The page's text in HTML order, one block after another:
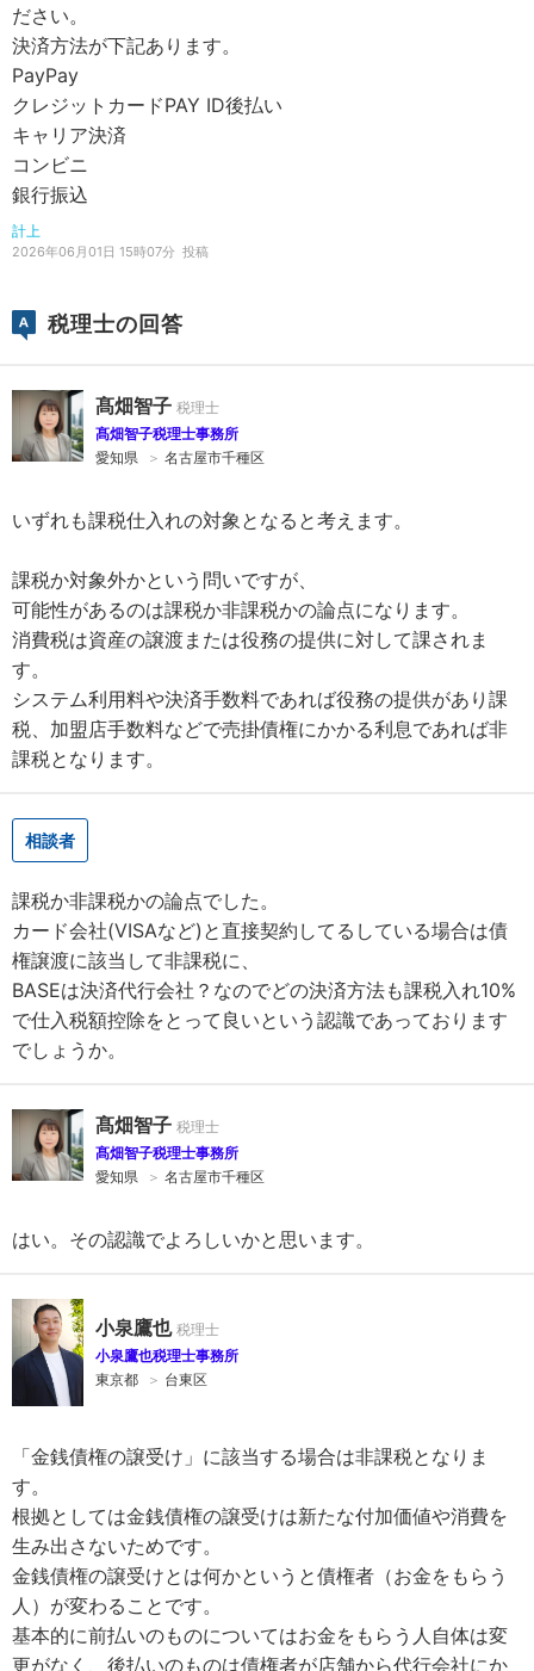
ださい。
決済方法が下記あります。
PayPay
クレジットカードPAY ID後払い
キャリア決済
コンビニ
銀行振込
計上
2026年06月01日 15時07分 投稿
税理士の回答
髙畑智子
髙畑智子税理士事務所
愛知県
＞ 名古屋市千種区
いずれも課税仕入れの対象となると考えます。
課税か対象外かという問いですが、
可能性があるのは課税か非課税かの論点になります。
消費税は資産の譲渡または役務の提供に対して課されま
す。
システム利用料や決済手数料であれば役務の提供があり課
税、加盟店手数料などで売掛債権にかかる利息であれば非
課税となります。
相談者
課税か非課税かの論点でした。
カード会社(VISAなど)と直接契約してるしている場合は債
権譲渡に該当して非課税に、
BASEは決済代行会社？なのでどの決済方法も課税入れ10%
で仕入税額控除をとって良いという認識であっております
でしょうか。
髙畑智子
髙畑智子税理士事務所
愛知県
＞ 名古屋市千種区
はい。その認識でよろしいかと思います。
小泉鷹也
小泉鷹也税理士事務所
東京都
＞ 台東区
「金銭債権の譲受け」に該当する場合は非課税となりま
す。
根拠としては金銭債権の譲受けは新たな付加価値や消費を
生み出さないためです。
金銭債権の譲受けとは何かというと債権者（お金をもらう
人）が変わることです。
基本的に前払いのものについてはお金をもらう人自体は変
更がなく、後払いのものは債権者が店舗から代行会社にか